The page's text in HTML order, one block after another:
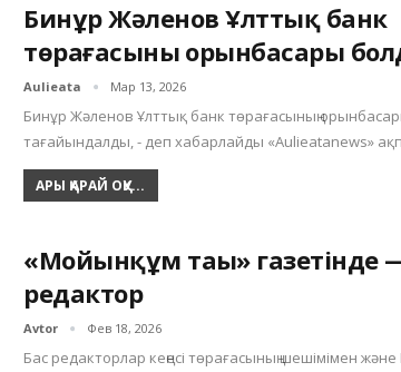
Бинұр Жәленов Ұлттық банк
төрағасының орынбасары
Aulieata Мар 13, 2026
Бинұр Жәленов Ұлттық банк төрағасының
тағайындалды, - деп хабарлайды «Aulieatanews»
АРЫ ҚАРАЙ ОҚУ...
«Мойынқұм таңы» газетінде
редактор
Avtor Фев 18, 2026
Бас редакторлар кеңесі төрағасының шешімімен